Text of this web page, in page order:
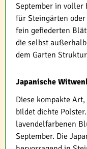
September in voller
für Steingärten
fein gefiederten
die selbst
dem Garten
Japanische
Diese kompakte
bildet dichte
lavendelfarbenen
September. Die